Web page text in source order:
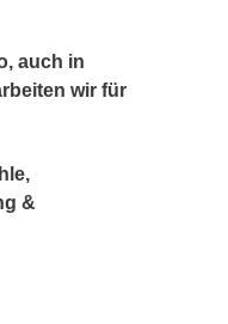
auch in
wir für
&